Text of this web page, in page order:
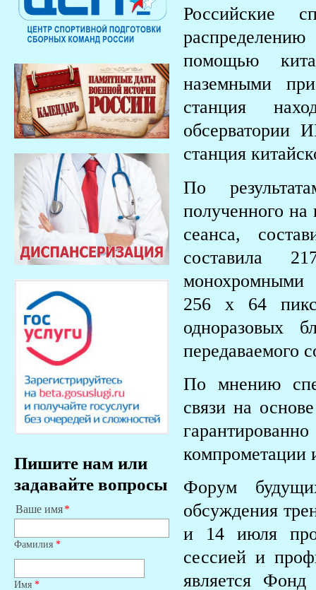
Пишите нам или
задавайте вопросы
Ваше имя
Фамилия *
Имя *
Российские
помощью
наземными
станция
обсерватории
станция
По
полученного на
сеанса,
составила
монохромными
256 х 64
одноразовых
передаваемого
По мнению
связи на
компрометации
Форум
обсуждения
и 14 июля
сессией и
является Фонд